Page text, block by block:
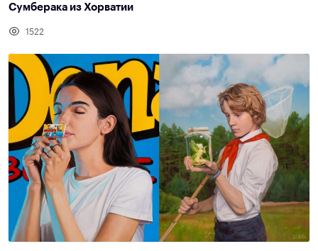
Сумберака из Хорватии
1522